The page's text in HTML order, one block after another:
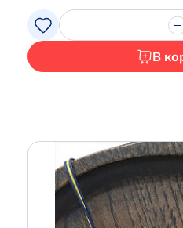
В